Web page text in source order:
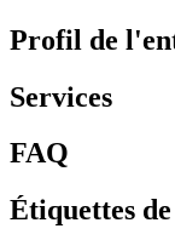
Profil de
Services
FAQ
Étiquettes